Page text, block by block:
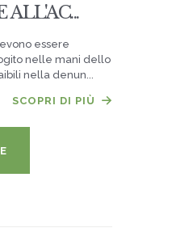
ALL'AC...
essere
nelle mani dello
nella denun...
SCOPRI DI PIÙ